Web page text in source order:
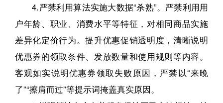
4.严禁利用算法实施大数据“杀熟”。严禁利用用
户年龄、职业、消费水平等特征，对相同商品实施
差异化定价行为。提升优惠促销透明度，清晰说明
优惠券的领取条件、发放数量和使用规则等内容。
客观如实说明优惠券领取失败原因，严禁以“来晚
了”“擦肩而过”等提示词掩盖真实原因。